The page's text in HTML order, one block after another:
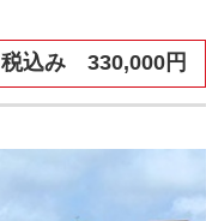
税込み 330,000円